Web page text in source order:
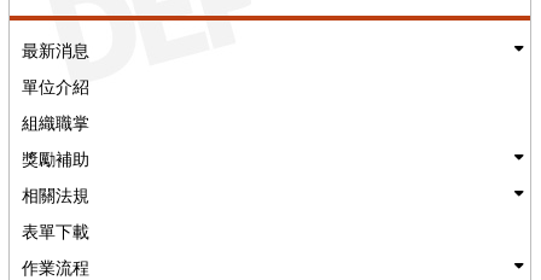
最新消息
單位介紹
組織職掌
獎勵補助
相關法規
表單下載
作業流程